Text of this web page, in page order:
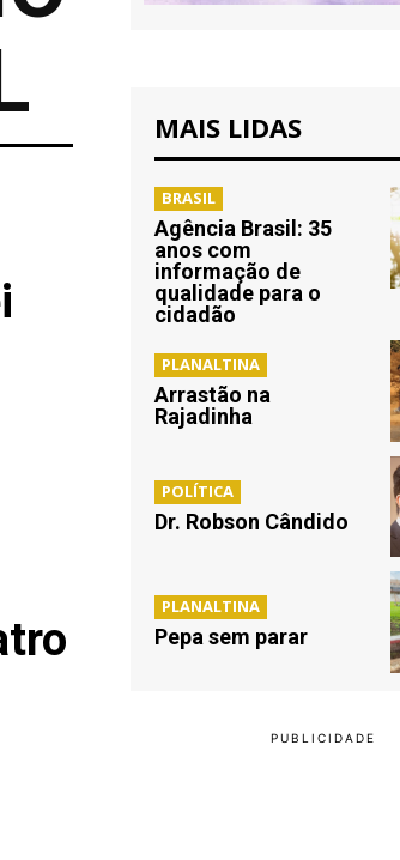
MAIS LIDAS
BRASIL
Agência Brasil: 35
anos com
informação de
qualidade para o
cidadão
PLANALTINA
Arrastão na
Rajadinha
POLÍTICA
Dr. Robson Cândido
PLANALTINA
Pepa sem parar